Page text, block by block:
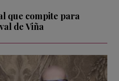
que compite para
de Viña